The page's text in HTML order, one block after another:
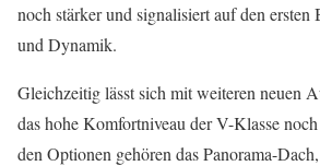
noch stärker und signalisiert auf den
und Dynamik.
Gleichzeitig lässt sich mit weiteren neuen
das hohe Komfortniveau der V-Klasse
den Optionen gehören das Panorama-